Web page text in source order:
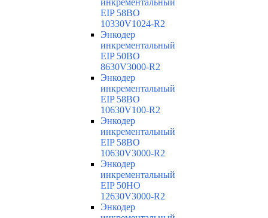
инкрементальный
EIP 58BO
10330V1024-R2
Энкодер
инкрементальный
EIP 50BO
8630V3000-R2
Энкодер
инкрементальный
EIP 58BO
10630V100-R2
Энкодер
инкрементальный
EIP 58BO
10630V3000-R2
Энкодер
инкрементальный
EIP 50HO
12630V3000-R2
Энкодер